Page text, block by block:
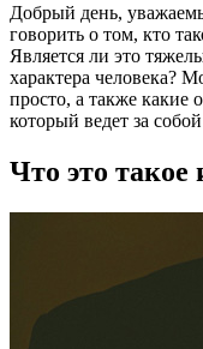
Добрый день,
говорить о том, кто
Является ли это
характера человека?
просто, а также какие
который ведет за
Что это такое